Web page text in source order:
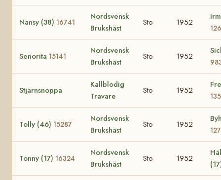
Nansy (38) 16741
Nordsvensk
Brukshäst
Sto 1952
Senorita 15141
Nordsvensk
Brukshäst
Sto 1952
Stjärnsnoppa
Kallblodig
Travare
Sto 1952
Tolly (46) 15287
Nordsvensk
Brukshäst
Sto 1952
Tonny (17) 16324
Nordsvensk
Brukshäst
Sto 1952